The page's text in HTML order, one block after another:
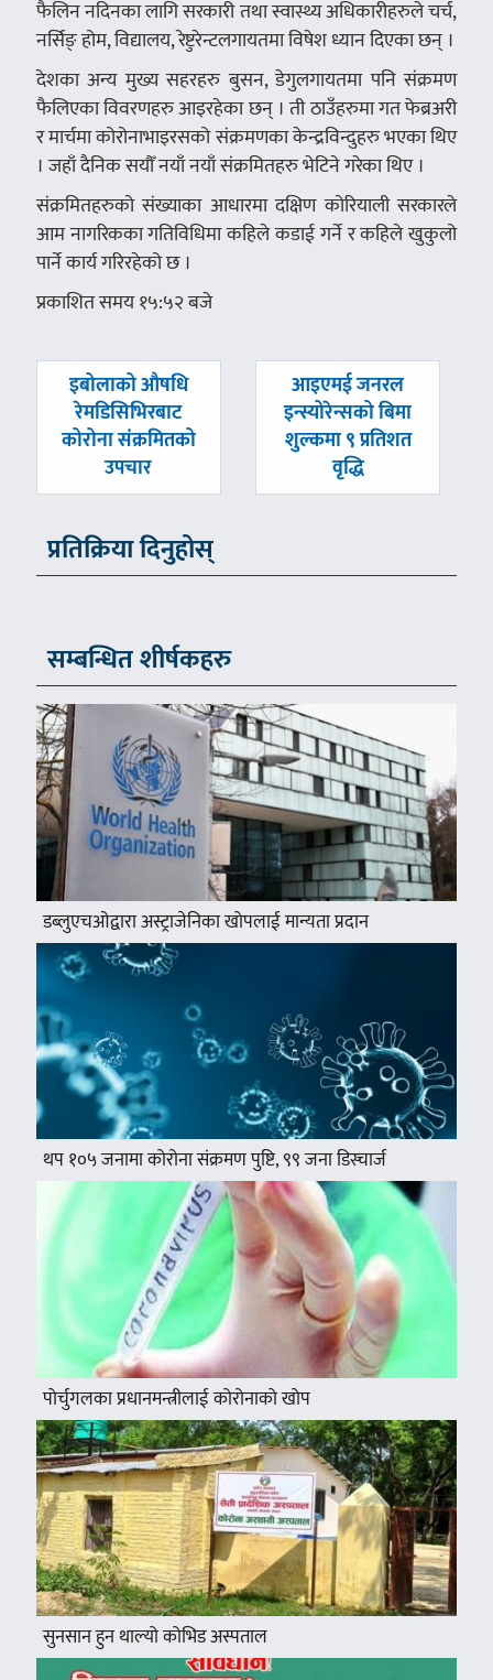
फैलिन नदिनका लागि सरकारी तथा स्वास्थ्य अधिकारीहरुले चर्च,
नर्सिङ् होम, विद्यालय, रेष्टुरेन्टलगायतमा विषेश ध्यान दिएका छन् ।
देशका अन्य मुख्य सहरहरु बुसन, डेगुलगायतमा पनि संक्रमण
फैलिएका विवरणहरु आइरहेका छन् । ती ठाउँहरुमा गत फेब्रअरी
र मार्चमा कोरोनाभाइरसको संक्रमणका केन्द्रविन्दुहरु भएका थिए
। जहाँ दैनिक सयौँ नयाँ नयाँ संक्रमितहरु भेटिने गरेका थिए ।
संक्रमितहरुको संख्याका आधारमा दक्षिण कोरियाली सरकारले
आम नागरिकका गतिविधिमा कहिले कडाई गर्ने र कहिले खुकुलो
पार्ने कार्य गरिरहेको छ ।
प्रकाशित समय १५:५२ बजे
पछिल्लाे
-
इबोलाको औषधि
रेमडिसिभिरबाट
कोरोना संक्रमितको
उपचार
अघिल्लाे
-
आइएमई जनरल
इन्स्योरेन्सको बिमा
शुल्कमा ९ प्रतिशत
वृद्धि
प्रतिक्रिया दिनुहोस्
सम्बन्धित शीर्षकहरु
डब्लुएचओद्वारा अस्ट्राजेनिका खोपलाई मान्यता प्रदान
थप १०५ जनामा कोरोना संक्रमण पुष्टि, ९९ जना डिस्चार्ज
पोर्चुगलका प्रधानमन्त्रीलाई कोरोनाको खोप
सुनसान हुन थाल्यो कोभिड अस्पताल